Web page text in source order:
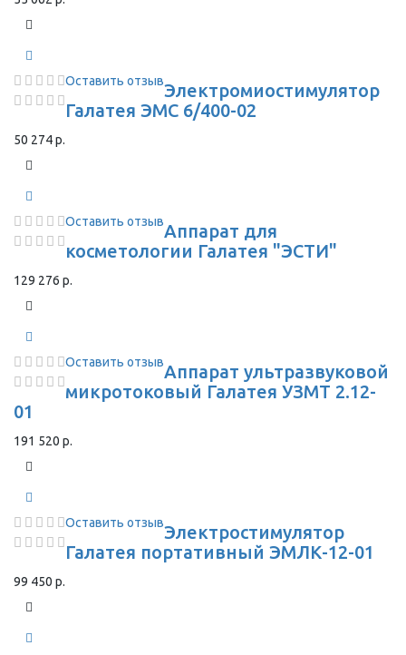
Оставить отзывЭлектромиостимулятор
Галатея ЭМС 6/400-02
50 274 р.
Оставить отзывАппарат для
косметологии Галатея "ЭСТИ"
129 276 р.
Оставить отзывАппарат ультразвуковой
микротоковый Галатея УЗМТ 2.12-
01
191 520 р.
Оставить отзывЭлектростимулятор
Галатея портативный ЭМЛК-12-01
99 450 р.